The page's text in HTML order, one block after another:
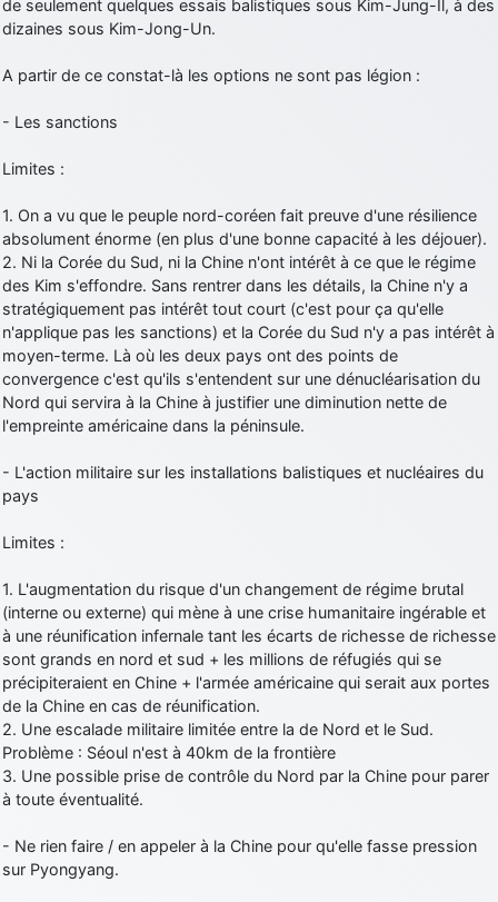
de seulement quelques essais balistiques sous Kim-Jung-Il, à des
dizaines sous Kim-Jong-Un.
A partir de ce constat-là les options ne sont pas légion :
- Les sanctions
Limites :
1. On a vu que le peuple nord-coréen fait preuve d'une résilience
absolument énorme (en plus d'une bonne capacité à les déjouer).
2. Ni la Corée du Sud, ni la Chine n'ont intérêt à ce que le régime
des Kim s'effondre. Sans rentrer dans les détails, la Chine n'y a
stratégiquement pas intérêt tout court (c'est pour ça qu'elle
n'applique pas les sanctions) et la Corée du Sud n'y a pas intérêt à
moyen-terme. Là où les deux pays ont des points de
convergence c'est qu'ils s'entendent sur une dénucléarisation du
Nord qui servira à la Chine à justifier une diminution nette de
l'empreinte américaine dans la péninsule.
- L'action militaire sur les installations balistiques et nucléaires du
pays
Limites :
1. L'augmentation du risque d'un changement de régime brutal
(interne ou externe) qui mène à une crise humanitaire ingérable et
à une réunification infernale tant les écarts de richesse de richesse
sont grands en nord et sud + les millions de réfugiés qui se
précipiteraient en Chine + l'armée américaine qui serait aux portes
de la Chine en cas de réunification.
2. Une escalade militaire limitée entre la de Nord et le Sud.
Problème : Séoul n'est à 40km de la frontière
3. Une possible prise de contrôle du Nord par la Chine pour parer
à toute éventualité.
- Ne rien faire / en appeler à la Chine pour qu'elle fasse pression
sur Pyongyang.